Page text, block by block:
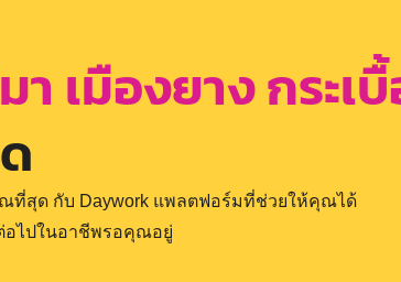
เมืองยาง กระเ
สุด กับ Daywork แพลตฟอร์มที่ช่วยให้คุณได้
อไปในอาชีพรอคุณอยู่